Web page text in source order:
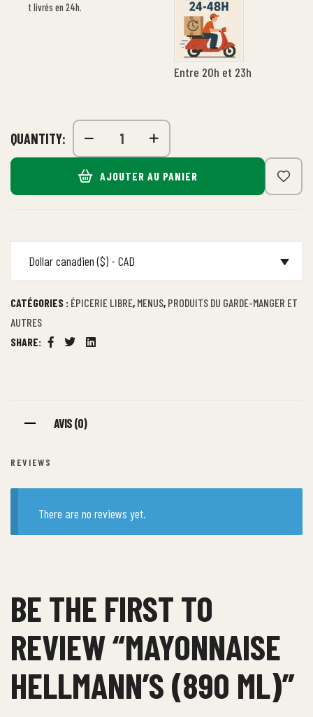
t livrés en 24h.
Entre 20h et 23h
QUANTITY:
AJOUTER AU PANIER
Dollar canadien ($) - CAD
CATÉGORIES : ÉPICERIE LIBRE, MENUS, PRODUITS DU GARDE-MANGER ET
AUTRES
SHARE:
Facebook
TwitterLinkedin
AVIS (0)
REVIEWS
There are no reviews yet.
BE THE FIRST TO
REVIEW “MAYONNAISE
HELLMANN’S (890 ML)”